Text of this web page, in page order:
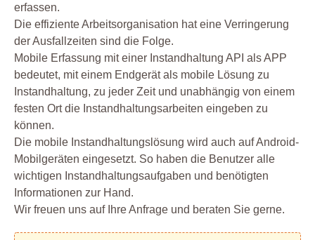
erfassen.
Die effiziente Arbeitsorganisation hat eine Verringerung
der Ausfallzeiten sind die Folge.
Mobile Erfassung mit einer Instandhaltung API als APP
bedeutet, mit einem Endgerät als mobile Lösung zu
Instandhaltung, zu jeder Zeit und unabhängig von einem
festen Ort die Instandhaltungsarbeiten eingeben zu
können.
Die mobile Instandhaltungslösung wird auch auf Android-
Mobilgeräten eingesetzt. So haben die Benutzer alle
wichtigen Instandhaltungsaufgaben und benötigten
Informationen zur Hand.
Wir freuen uns auf Ihre Anfrage und beraten Sie gerne.